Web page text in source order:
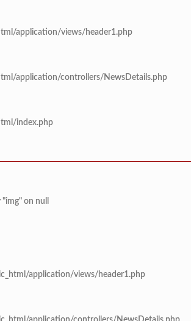
application/views/header1.php
application/controllers/NewsDetails.php
index.php
on null
application/views/header1.php